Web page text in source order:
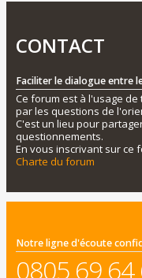
CONTACT
Faciliter le dialogue entre
Ce forum est à l'usage
par les questions de
C'est un lieu pour
questionnements.
En vous inscrivant sur ce
Charte du forum
Notre ligne d'écoute
0805 69 64